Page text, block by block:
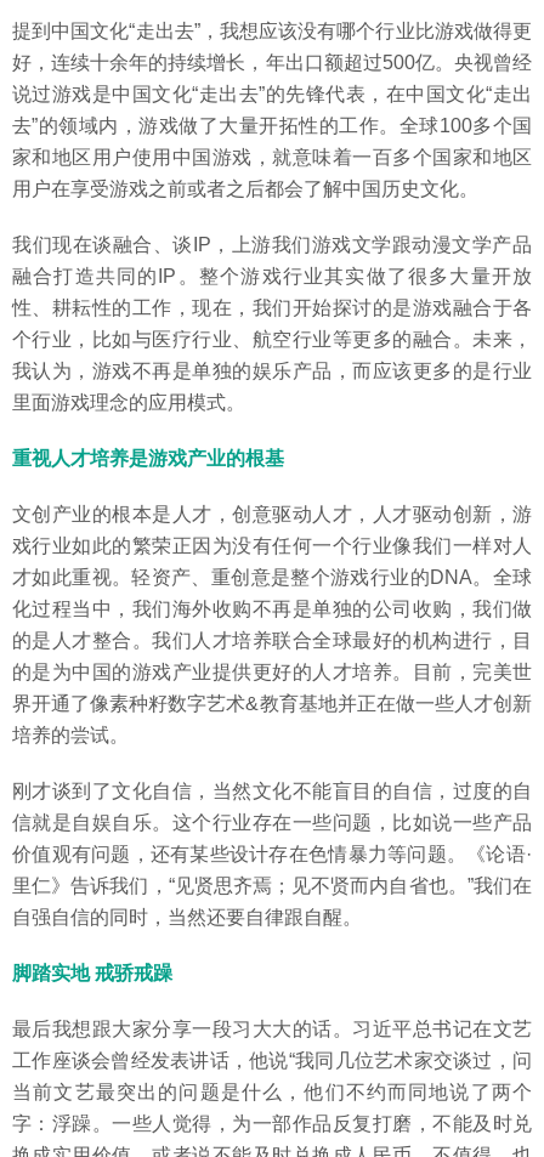
提到中国文化“走出去”，我想应该没有哪个行业比游戏做得更
好，连续十余年的持续增长，年出口额超过500亿。央视曾经
说过游戏是中国文化“走出去”的先锋代表，在中国文化“走出
去”的领域内，游戏做了大量开拓性的工作。全球100多个国
家和地区用户使用中国游戏，就意味着一百多个国家和地区
用户在享受游戏之前或者之后都会了解中国历史文化。
我们现在谈融合、谈IP，上游我们游戏文学跟动漫文学产品
融合打造共同的IP。整个游戏行业其实做了很多大量开放
性、耕耘性的工作，现在，我们开始探讨的是游戏融合于各
个行业，比如与医疗行业、航空行业等更多的融合。未来，
我认为，游戏不再是单独的娱乐产品，而应该更多的是行业
里面游戏理念的应用模式。
重视人才培养是游戏产业的根基
文创产业的根本是人才，创意驱动人才，人才驱动创新，游
戏行业如此的繁荣正因为没有任何一个行业像我们一样对人
才如此重视。轻资产、重创意是整个游戏行业的DNA。全球
化过程当中，我们海外收购不再是单独的公司收购，我们做
的是人才整合。我们人才培养联合全球最好的机构进行，目
的是为中国的游戏产业提供更好的人才培养。目前，完美世
界开通了像素种籽数字艺术&教育基地并正在做一些人才创新
培养的尝试。
刚才谈到了文化自信，当然文化不能盲目的自信，过度的自
信就是自娱自乐。这个行业存在一些问题，比如说一些产品
价值观有问题，还有某些设计存在色情暴力等问题。《论语·
里仁》告诉我们，“见贤思齐焉；见不贤而内自省也。”我们在
自强自信的同时，当然还要自律跟自醒。
脚踏实地 戒骄戒躁
最后我想跟大家分享一段习大大的话。习近平总书记在文艺
工作座谈会曾经发表讲话，他说“我同几位艺术家交谈过，问
当前文艺最突出的问题是什么，他们不约而同地说了两个
字：浮躁。一些人觉得，为一部作品反复打磨，不能及时兑